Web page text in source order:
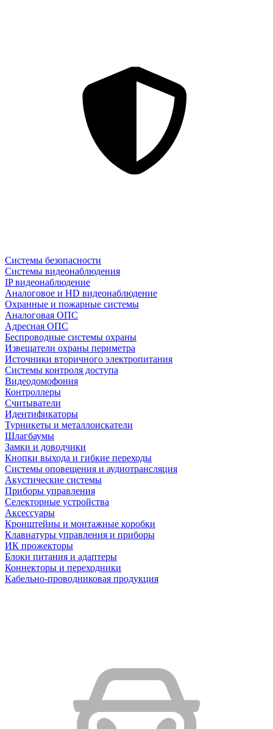
Системы безопасности
Системы видеонаблюдения
IP видеонаблюдение
Аналоговое и HD видеонаблюдение
Охранные и пожарные системы
Аналоговая ОПС
Адресная ОПС
Беспроводные системы охраны
Извещатели охраны периметра
Источники вторичного электропитания
Системы контроля доступа
Видеодомофония
Контроллеры
Считыватели
Идентификаторы
Турникеты и металлоискатели
Шлагбаумы
Замки и доводчики
Кнопки выхода и гибкие переходы
Системы оповещения и аудиотрансляция
Акустические системы
Приборы управления
Селекторные устройства
Аксессуары
Кронштейны и монтажные коробки
Клавиатуры управления и приборы
ИК прожекторы
Блоки питания и адаптеры
Коннекторы и переходники
Кабельно-проводниковая продукция